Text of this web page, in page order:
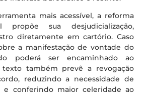
mais acessível, a reforma
sua desjudicialização,
diretamente em cartório. Caso
a manifestação de vontade do
poderá ser encaminhado ao
também prevê a revogação
reduzindo a necessidade de
e conferindo maior celeridade ao